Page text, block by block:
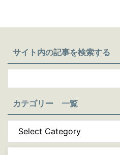
サイト内の記事を検索する
カテゴリー 一覧